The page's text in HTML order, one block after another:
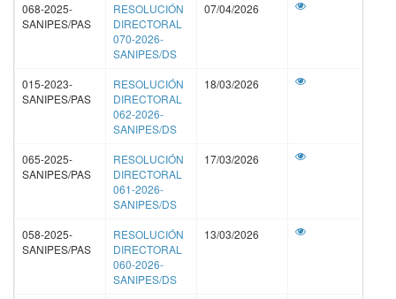
068-2025-
SANIPES/PAS
RESOLUCIÓN
DIRECTORAL
070-2026-
SANIPES/DS
07/04/2026
015-2023-
SANIPES/PAS
RESOLUCIÓN
DIRECTORAL
062-2026-
SANIPES/DS
18/03/2026
065-2025-
SANIPES/PAS
RESOLUCIÓN
DIRECTORAL
061-2026-
SANIPES/DS
17/03/2026
058-2025-
SANIPES/PAS
RESOLUCIÓN
DIRECTORAL
060-2026-
SANIPES/DS
13/03/2026